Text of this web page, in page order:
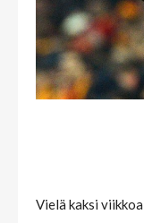
Vielä kaksi